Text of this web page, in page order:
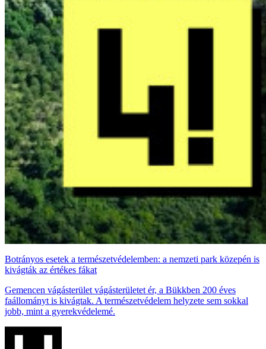
Botrányos esetek a természetvédelemben: a nemzeti park közepén is
kivágták az értékes fákat
Gemencen vágásterület vágásterületet ér, a Bükkben 200 éves
faállományt is kivágtak. A természetvédelem helyzete sem sokkal
jobb, mint a gyerekvédelemé.